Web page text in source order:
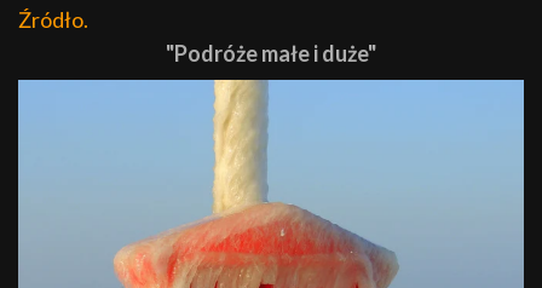
Źródło.
"Podróże małe i duże"